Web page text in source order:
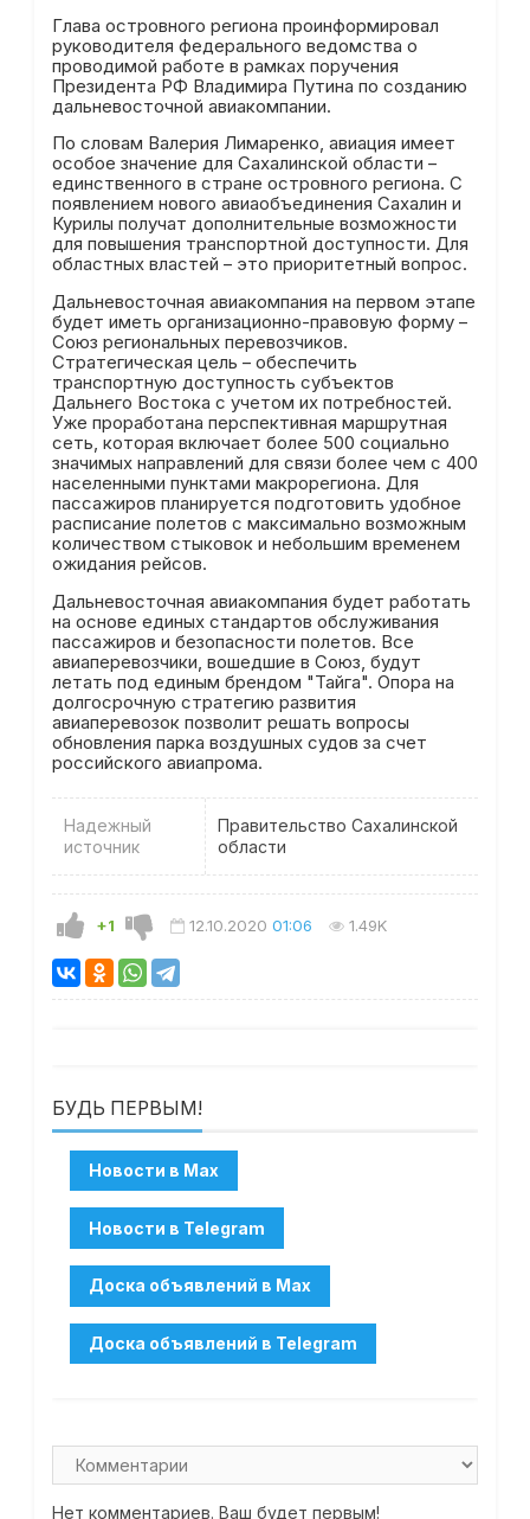
Глава островного региона проинформировал
руководителя федерального ведомства о
проводимой работе в рамках поручения
Президента РФ Владимира Путина по созданию
дальневосточной авиакомпании.
По словам Валерия Лимаренко, авиация имеет
особое значение для Сахалинской области –
единственного в стране островного региона. С
появлением нового авиаобъединения Сахалин и
Курилы получат дополнительные возможности
для повышения транспортной доступности. Для
областных властей – это приоритетный вопрос.
Дальневосточная авиакомпания на первом этапе
будет иметь организационно-правовую форму –
Союз региональных перевозчиков.
Стратегическая цель – обеспечить
транспортную доступность субъектов
Дальнего Востока с учетом их потребностей.
Уже проработана перспективная маршрутная
сеть, которая включает более 500 социально
значимых направлений для связи более чем с 400
населенными пунктами макрорегиона. Для
пассажиров планируется подготовить удобное
расписание полетов с максимально возможным
количеством стыковок и небольшим временем
ожидания рейсов.
Дальневосточная авиакомпания будет работать
на основе единых стандартов обслуживания
пассажиров и безопасности полетов. Все
авиаперевозчики, вошедшие в Союз, будут
летать под единым брендом "Тайга". Опора на
долгосрочную стратегию развития
авиаперевозок позволит решать вопросы
обновления парка воздушных судов за счет
российского авиапрома.
Надежный
источник
Правительство Сахалинской
области
+1 12.10.2020 01:06 1.49K
БУДЬ ПЕРВЫМ!
Нет комментариев. Ваш будет первым!